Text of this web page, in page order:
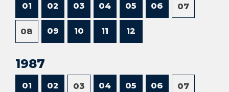
01 02 03 04 05 06 07
08 09 10 11 12
1987
01 02 03 04 05 06 07